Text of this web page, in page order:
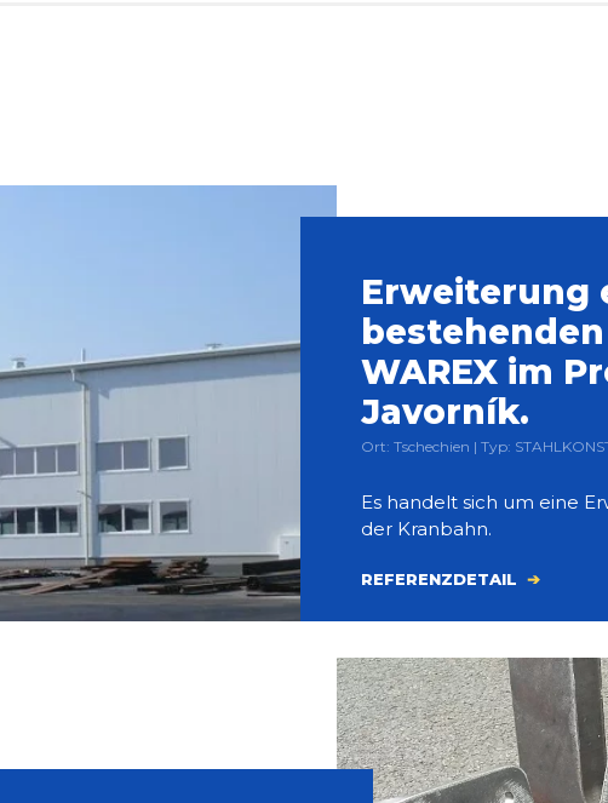
Erweiterung
WAREX im
Javorník.
Ort: Tschechien | Typ:
Es handelt sich um eine
der Kranbahn.
REFERENZDETAIL